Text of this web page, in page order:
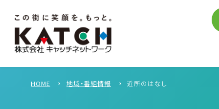
HOME 地域・番組情報 近所のはなし